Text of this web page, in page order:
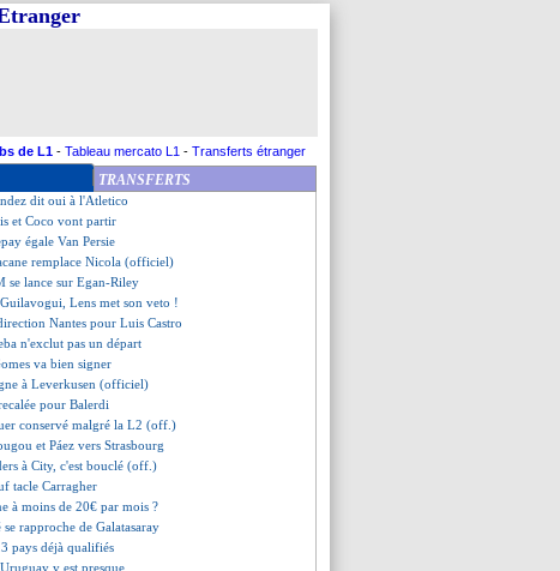
de L1 - Tableau mercato L1 - Transferts étranger
TRANSFERTS
toujours flou pour Gyökeres
de Guti à Yamal
restait ?
dit oui à l'Atletico
et Coco vont partir
égale Van Persie
remplace Nicola (officiel)
se lance sur Egan-Riley
Lens met son veto !
Nantes pour Luis Castro
n'exclut pas un départ
va bien signer
à Leverkusen (officiel)
pour Balerdi
conservé malgré la L2 (off.)
et Páez vers Strasbourg
à City, c'est bouclé (off.)
tacle Carragher
à moins de 20€ par mois ?
se rapproche de Galatasaray
pays déjà qualifiés
y est presque